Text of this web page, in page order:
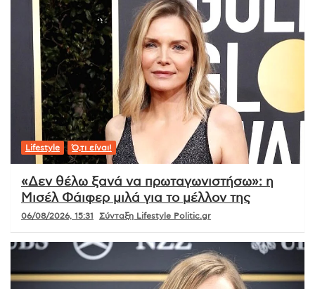
Lifestyle Ό,τι είναι!
«Δεν θέλω ξανά να πρωταγωνιστήσω»: η
Μισέλ Φάιφερ μιλά για το μέλλον της
06/08/2026, 15:31 Σύνταξη Lifestyle Politic.gr